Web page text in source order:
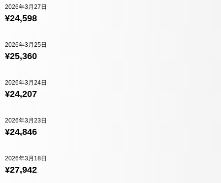
¥24,598
2026年3月27日
¥25,360
2026年3月25日
¥24,207
2026年3月24日
¥24,846
2026年3月23日
¥27,942
2026年3月18日